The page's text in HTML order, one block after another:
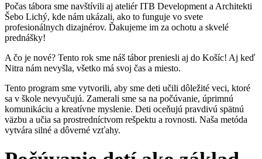
Počas tábora sme navštívili aj ateliér ITB Development a Architekti
Šebo Lichý, kde nám ukázali, ako to funguje vo svete
profesionálnych dizajnérov. Ďakujeme im za ochotu a skvelé
prednášky!
A čo je nové? Tento rok sme náš tábor preniesli aj do Košíc! Aj keď
Nitra nám nevyšla, všetko má svoj čas a miesto.
Tento program sme vytvorili, aby sme deti učili dôležité veci, ktoré
sa v škole nevyučujú. Zamerali sme sa na počúvanie, úprimnú
komunikáciu a kreatívne myslenie. Deti oceňujú pravdivú spätnú
väzbu a učia sa prostredníctvom rešpektu a rovnosti. Naša metóda
vytvára silné a dôverné vzťahy.